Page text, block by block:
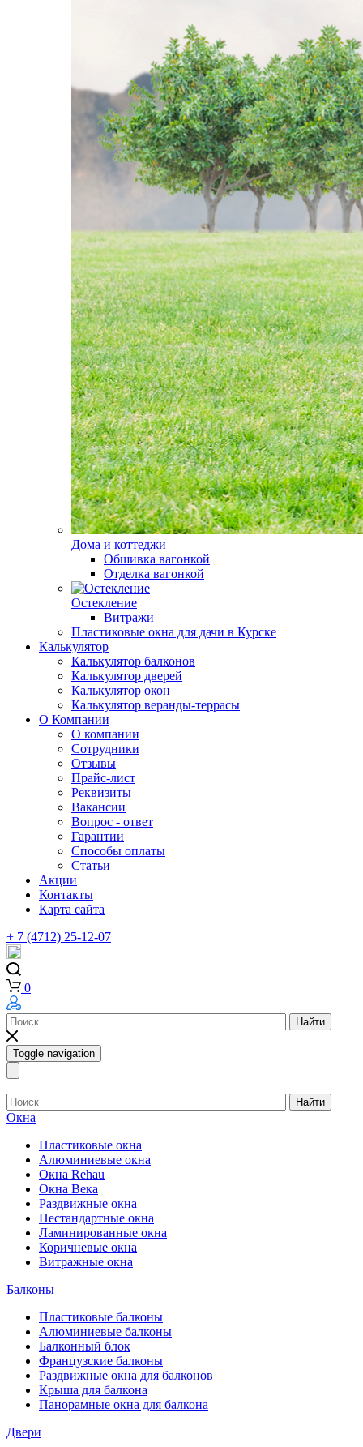
Дома и коттеджи
Обшивка вагонкой
Отделка вагонкой
Остекление
Витражи
Пластиковые окна для дачи в Курске
Калькулятор
Калькулятор балконов
Калькулятор дверей
Калькулятор окон
Калькулятор веранды-террасы
О Компании
О компании
Сотрудники
Отзывы
Прайс-лист
Реквизиты
Вакансии
Вопрос - ответ
Гарантии
Способы оплаты
Статьи
Акции
Контакты
Карта сайта
+ 7 (4712) 25-12-07
0
Найти
Toggle navigation
Найти
Окна
Пластиковые окна
Алюминиевые окна
Окна Rehau
Окна Века
Раздвижные окна
Нестандартные окна
Ламинированные окна
Коричневые окна
Витражные окна
Балконы
Пластиковые балконы
Алюминиевые балконы
Балконный блок
Французские балконы
Раздвижные окна для балконов
Крыша для балкона
Панорамные окна для балкона
Двери